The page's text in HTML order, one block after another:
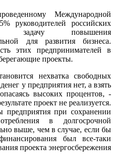
Международной
руководителей российских
задачу повышения
для развития бизнеса.
этих предпринимателей в
проекты.
нехватка свободных
у предприятия нет, а взять
высоких процентов, -
проект не реализуется.
предприятия при сохранении
в долгосрочной
выше, чем в случае, если бы
был все-таки
проекта энергосбережения